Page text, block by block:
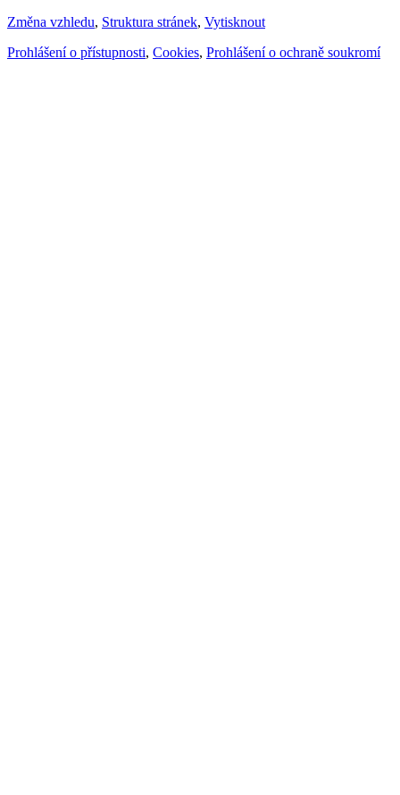
Změna vzhledu, Struktura stránek, Vytisknout
Prohlášení o přístupnosti, Cookies, Prohlášení o ochraně soukromí